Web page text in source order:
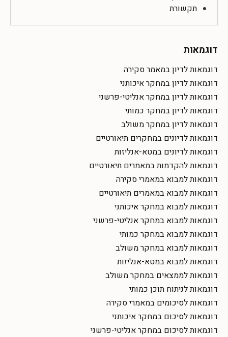
תקשורת
דוגמאות
דוגמאות לדיון במאמר סקירה
דוגמאות לדיון במחקר איכותני
דוגמאות לדיון במחקר אנליטי-פרשני
דוגמאות לדיון במחקר כמותי
דוגמאות לדיון במחקר משולב
דוגמאות לדיונים במחקרים תיאורטיים
דוגמאות לדיונים במטא-אנליזות
דוגמאות להקדמות במאמרים תיאורטיים
דוגמאות למבוא במאמרי סקירה
דוגמאות למבוא במאמרים תיאורטיים
דוגמאות למבוא במחקר איכותני
דוגמאות למבוא במחקר אנליטי-פרשני
דוגמאות למבוא במחקר כמותי
דוגמאות למבוא במחקר משולב
דוגמאות למבוא במטא-אנליזות
דוגמאות לממצאים במחקר משולב
דוגמאות לניתוח תוכן כמותי
דוגמאות לסיכומים במאמרי סקירה
דוגמאות לסיכום במחקר איכותני
דוגמאות לסיכום במחקר אנליטי-פרשני